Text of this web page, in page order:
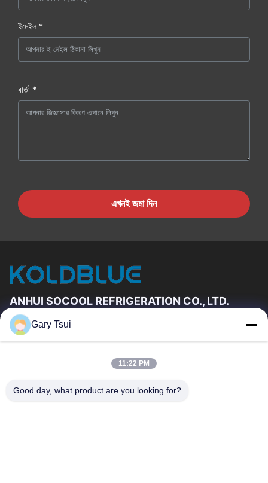
ইমেইল *
বার্তা *
এখনই জমা দিন
ANHUI SOCOOL REFRIGERATION CO., LTD.
দ্রুত লিঙ্ক
আমাদের সম্পর্কে
কারখানা ভ্রমণ
মান নিয়ন্ত্রণ
Gary Tsui
11:22 PM
Good day, what product are you looking for?